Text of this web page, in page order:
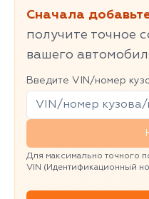
Сначала
получите точное
вашего
Введите VIN/номер
Для максимально точного
VIN (Идентификационный